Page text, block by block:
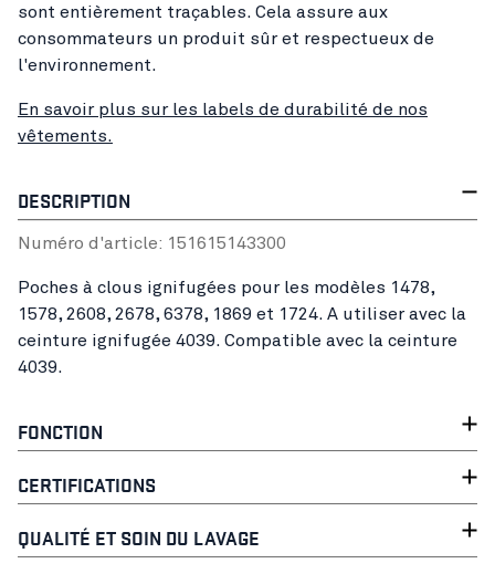
sont entièrement traçables. Cela assure aux
consommateurs un produit sûr et respectueux de
l'environnement.
En savoir plus sur les labels de durabilité de nos
vêtements.
DESCRIPTION
Numéro d'article: 151615143300
Poches à clous ignifugées pour les modèles 1478,
1578, 2608, 2678, 6378, 1869 et 1724. A utiliser avec la
ceinture ignifugée 4039. Compatible avec la ceinture
4039.
FONCTION
CERTIFICATIONS
QUALITÉ ET SOIN DU LAVAGE